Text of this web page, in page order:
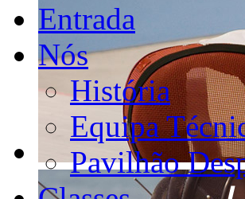
Entrada
Nós
História
Equipa
Pavilhão